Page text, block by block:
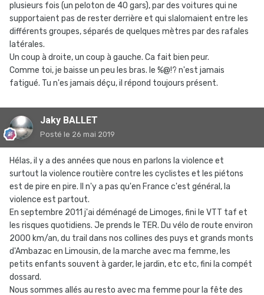
plusieurs fois (un peloton de 40 gars), par des voitures qui ne
supportaient pas de rester derrière et qui slalomaient entre les
différents groupes, séparés de quelques mètres par des rafales
latérales.
Un coup à droite, un coup à gauche. Ca fait bien peur.
Comme toi, je baisse un peu les bras. le %@!? n'est jamais
fatigué. Tu n'es jamais déçu, il répond toujours présent.
Jaky BALLET
Posté le 26 mai 2019
Hélas, il y a des années que nous en parlons la violence et
surtout la violence routière contre les cyclistes et les piétons
est de pire en pire. Il n'y a pas qu'en France c'est général, la
violence est partout.
En septembre 2011 j'ai déménagé de Limoges, fini le VTT taf et
les risques quotidiens. Je prends le TER. Du vélo de route environ
2000 km/an, du trail dans nos collines des puys et grands monts
d'Ambazac en Limousin, de la marche avec ma femme, les
petits enfants souvent à garder, le jardin, etc etc, fini la compét
dossard.
Nous sommes allés au resto avec ma femme pour la fête des